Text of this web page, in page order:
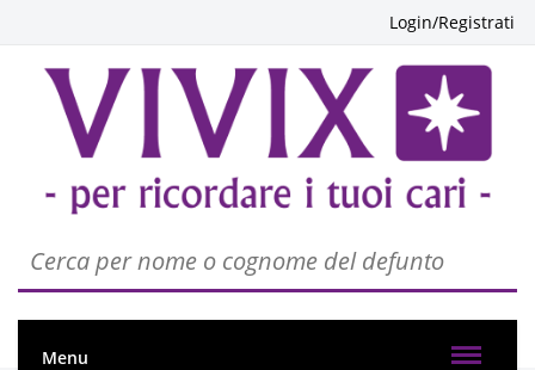
Login/Registrati
Menu